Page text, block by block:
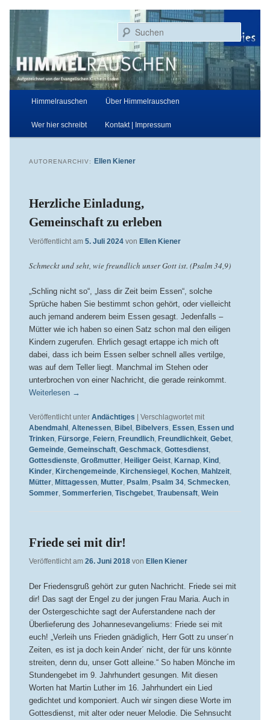
primären
springen
sekundären
springen
Himmelrauschen
Aufgezeichnet von der Evangelischen Kirche in Essen
Hauptmenü
Himmelrauschen Über Himmelrauschen
Wer hier schreibt Kontakt | Impressum
AUTORENARCHIV: Ellen Kiener
Herzliche Einladung,
Gemeinschaft zu erleben
Veröffentlicht am 5. Juli 2024 von Ellen Kiener
Schmeckt und seht, wie freundlich unser Gott ist. (Psalm 34,9)
„Schling nicht so“, „lass dir Zeit beim Essen“, solche
Sprüche haben Sie bestimmt schon gehört, oder vielleicht
auch jemand anderem beim Essen gesagt. Jedenfalls –
Mütter wie ich haben so einen Satz schon mal den eiligen
Kindern zugerufen. Ehrlich gesagt ertappe ich mich oft
dabei, dass ich beim Essen selber schnell alles vertilge,
was auf dem Teller liegt. Manchmal im Stehen oder
unterbrochen von einer Nachricht, die gerade reinkommt.
Weiterlesen →
Veröffentlicht unter Andächtiges
Verschlagwortet mit
Abendmahl , Altenessen, Bibel , Bibelvers, Essen, Essen und
Trinken, Fürsorge, Feiern, Freundlich, Freundlichkeit, Gebet,
Gemeinde, Gemeinschaft, Geschmack, Gottesdienst,
Gottesdienste, Großmutter, Heiliger Geist, Karnap, Kind ,
Kinder, Kirchengemeinde, Kirchensiegel , Kochen, Mahlzeit,
Mütter, Mittagessen, Mutter, Psalm, Psalm 34, Schmecken,
Sommer, Sommerferien, Tischgebet, Traubensaft, Wein
Friede sei mit dir!
Veröffentlicht am 26. Juni 2018 von Ellen Kiener
Der Friedensgruß gehört zur guten Nachricht. Friede sei mit
dir! Das sagt der Engel zu der jungen Frau Maria. Auch in
der Ostergeschichte sagt der Auferstandene nach der
Überlieferung des Johannesevangeliums: Friede sei mit
euch! „Verleih uns Frieden gnädiglich, Herr Gott zu unser´n
Zeiten, es ist ja doch kein Ander´ nicht, der für uns könnte
streiten, denn du, unser Gott alleine.“ So haben Mönche im
Stundengebet im 9. Jahrhundert gesungen. Mit diesen
Worten hat Martin Luther im 16. Jahrhundert ein Lied
gedichtet und komponiert. Auch wir singen diese Worte im
Gottesdienst, mit alter oder neuer Melodie. Die Sehnsucht